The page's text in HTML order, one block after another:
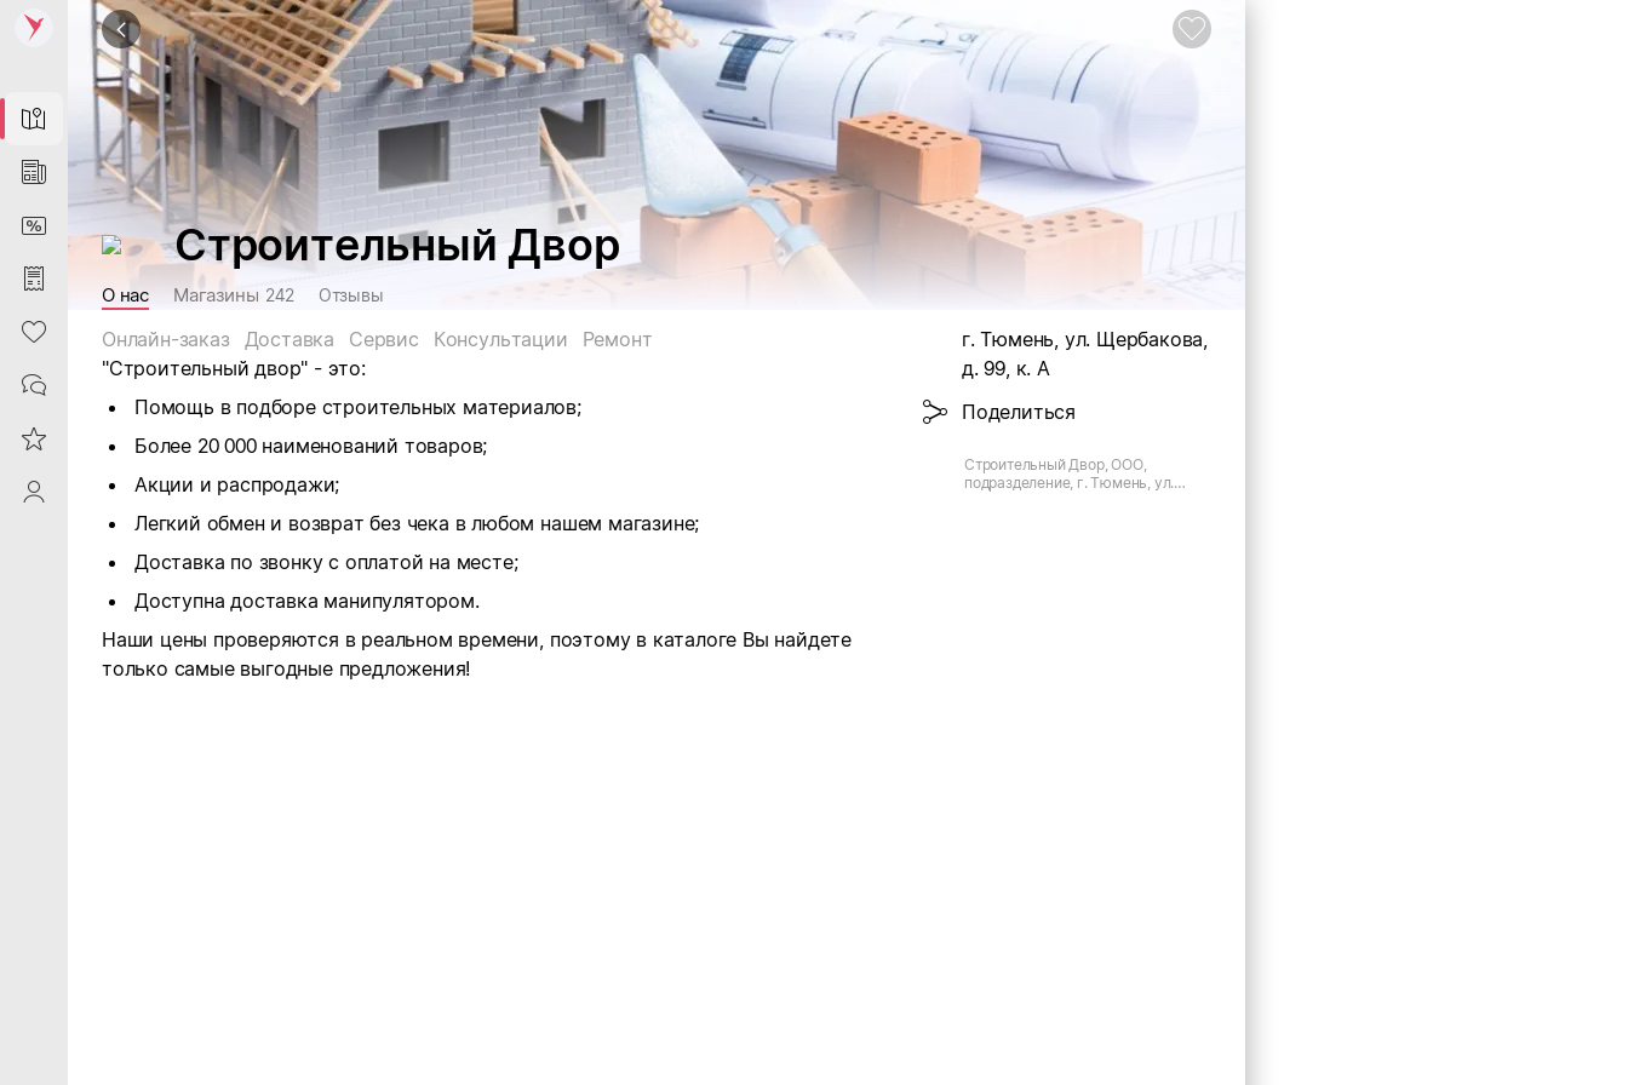
Map
News
DiscountCard
Purchases
Heart
Contacts
Reviews
ProfileSaby
Строительный Двор
О нас Магазины 242 Отзывы
Онлайн-заказ Доставка Сервис Консультации
Ремонт
"Строительный двор" - это:
Помощь в подборе строительных материалов;
Более 20 000 наименований товаров;
Акции и распродажи;
Легкий обмен и возврат без чека в любом нашем магазине;
Доставка по звонку с оплатой на месте;
Доступна доставка манипулятором.
Наши цены проверяются в реальном времени, поэтому в каталоге Вы найдете
только самые выгодные предложения!
г. Тюмень, ул. Щербакова,
д. 99, к. А
Поделиться
Строительный Двор, ООО,
подразделение, г. Тюмень, ул.